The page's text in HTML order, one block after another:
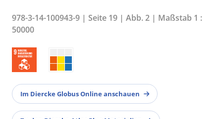
978-3-14-100943-9 | Seite 19 | Abb. 2 | Maßstab 1 :
50000
Im Diercke Globus Online anschauen